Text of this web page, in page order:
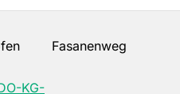
Fasanenweg
KG-